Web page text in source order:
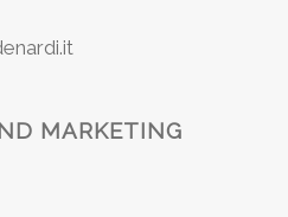
MARKETING